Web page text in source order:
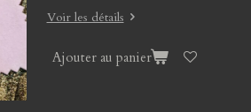
Voir les détails
Ajouter au panier